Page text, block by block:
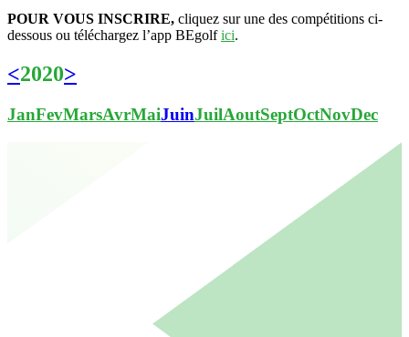
POUR VOUS INSCRIRE, cliquez sur une des compétitions ci-
dessous ou téléchargez l’app BEgolfici.
<2020>
JanFevMarsAvrMaiJuinJuilAoutSeptOctNovDec